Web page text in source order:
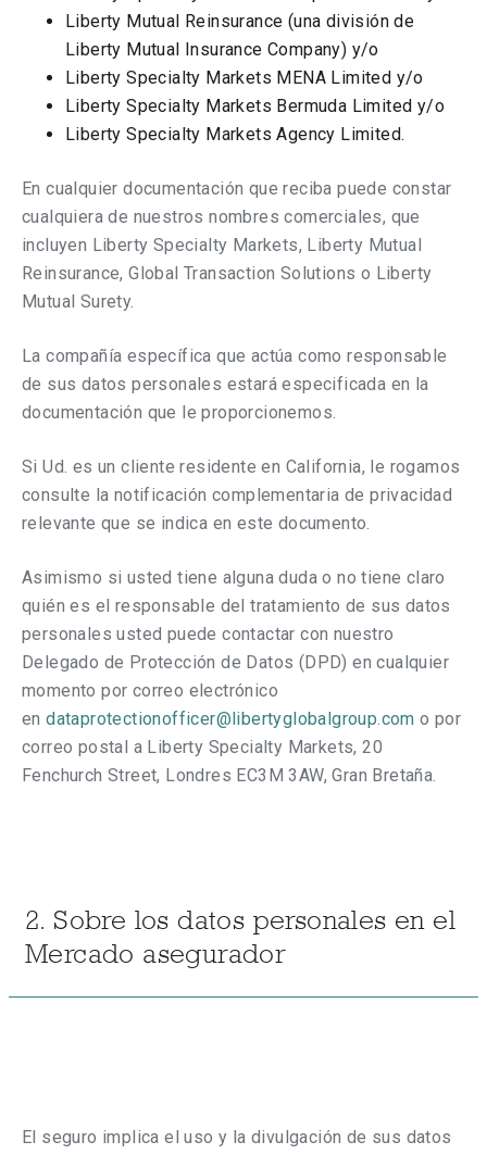
Liberty Mutual Reinsurance (una división de
Liberty Mutual Insurance Company) y/o
Liberty Specialty Markets MENA Limited y/o
Liberty Specialty Markets Bermuda Limited y/o
Liberty Specialty Markets Agency Limited.
En cualquier documentación que reciba puede constar
cualquiera de nuestros nombres comerciales, que
incluyen Liberty Specialty Markets, Liberty Mutual
Reinsurance, Global Transaction Solutions o Liberty
Mutual Surety.
La compañía específica que actúa como responsable
de sus datos personales estará especificada en la
documentación que le proporcionemos.
Si Ud. es un cliente residente en California, le rogamos
consulte la notificación complementaria de privacidad
relevante que se indica en este documento.
Asimismo si usted tiene alguna duda o no tiene claro
quién es el responsable del tratamiento de sus datos
personales usted puede contactar con nuestro
Delegado de Protección de Datos (DPD) en cualquier
momento por correo electrónico
endataprotectionofficer@libertyglobalgroup.com o por
correo postal a Liberty Specialty Markets, 20
Fenchurch Street, Londres EC3M 3AW, Gran Bretaña.
2. Sobre los datos personales en el
Mercado asegurador
El seguro implica el uso y la divulgación de sus datos